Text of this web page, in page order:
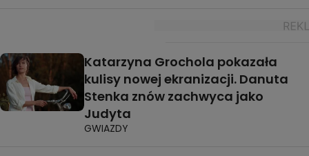
Katarzyna Grochola pokazała
kulisy nowej ekranizacji. Danuta
Stenka znów zachwyca jako
Judyta
GWIAZDY